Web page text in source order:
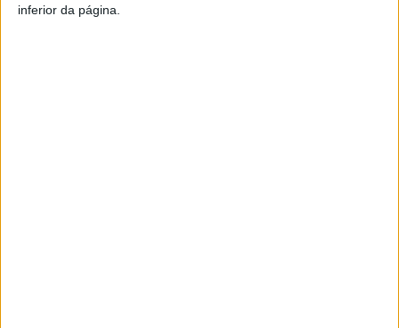
inferior da página.